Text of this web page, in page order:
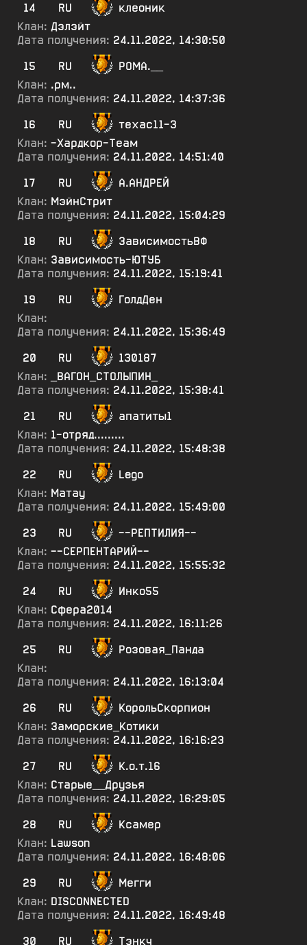
14
RU
клеоник
Клан: Дэлэйт
Дата получения: 24.11.2022, 14:30:50
15
RU
РОМА.__
Клан: .рм..
Дата получения: 24.11.2022, 14:37:36
16
RU
техас11-3
Клан: -Хардкор-Теам
Дата получения: 24.11.2022, 14:51:40
17
RU
А.АНДРЕЙ
Клан: МэйнСтрит
Дата получения: 24.11.2022, 15:04:29
18
RU
ЗависимостьВФ
Клан: Зависимость-ЮТУБ
Дата получения: 24.11.2022, 15:19:41
19
RU
ГолдДен
Клан:
Дата получения: 24.11.2022, 15:36:49
20
RU
130187
Клан:
_ВАГОН_СТОЛЫПИН_
Дата получения: 24.11.2022, 15:38:41
21
RU
апатиты1
Клан: 1-отряд.........
Дата получения: 24.11.2022, 15:48:38
22
RU
Lego
Клан: Матау
Дата получения: 24.11.2022, 15:49:00
23
RU
--РЕПТИЛИЯ--
Клан: --СЕРПЕНТАРИЙ--
Дата получения: 24.11.2022, 15:55:32
24
RU
Инко55
Клан: Сфера2014
Дата получения: 24.11.2022, 16:11:26
25
RU
Розовая_Панда
Клан:
Дата получения: 24.11.2022, 16:13:04
26
RU
КорольСкорпион
Клан: Заморские_Котики
Дата получения: 24.11.2022, 16:16:23
27
RU
К.о.т.16
Клан: Старые__Друзья
Дата получения: 24.11.2022, 16:29:05
28
RU
Ксамер
Клан: Lawson
Дата получения: 24.11.2022, 16:48:06
29
RU
Мегги
Клан: DISCONNECTED
Дата получения: 24.11.2022, 16:49:48
30
RU Тэнкч